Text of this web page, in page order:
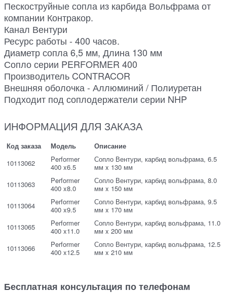
Пескоструйные сопла из карбида Вольфрама от
компании Контракор.
Канал Вентури
Ресурс работы - 400 часов.
Диаметр сопла 6,5 мм, Длина 130 мм
Сопло серии PERFORMER 400
Производитель CONTRACOR
Внешняя оболочка - Аллюминий / Полиуретан
Подходит под соплодержатели серии NHP
ИНФОРМАЦИЯ ДЛЯ ЗАКАЗА
Код заказа Модель
Описание
10113062
Performer
400 x6.5
Сопло Вентури, карбид вольфрама, 6.5
мм x 130 мм
10113063
Performer
400 x8.0
Сопло Вентури, карбид вольфрама, 8.0
мм x 150 мм
10113064
Performer
400 x9.5
Сопло Вентури, карбид вольфрама, 9.5
мм x 170 мм
10113065
Performer
400 x11.0
Сопло Вентури, карбид вольфрама, 11.0
мм x 200 мм
10113066
Performer
400 x12.5
Сопло Вентури, карбид вольфрама, 12.5
мм x 210 мм
Бесплатная консультация по телефонам